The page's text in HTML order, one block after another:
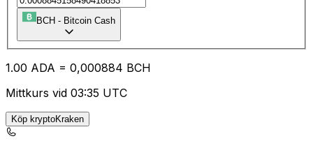
BCH - Bitcoin Cash
1.00 ADA = 0,000884 BCH
Mittkurs vid 03:35 UTC
Köp kryptoKraken